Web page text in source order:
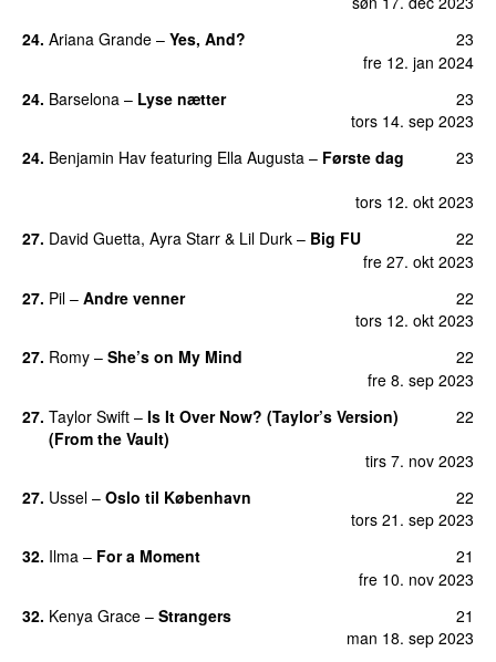
24. Ariana Grande – Yes, And?
fre 12. jan 2024
23
24. Barselona – Lyse nætter
tors 14. sep 2023
23
24. Benjamin Hav featuring Ella Augusta – Første dag
tors 12. okt 2023
23
27. David Guetta, Ayra Starr & Lil Durk – Big FU
fre 27. okt 2023
22
27. Pil – Andre venner
tors 12. okt 2023
22
27. Romy – She’s on My Mind
fre 8. sep 2023
22
27. Taylor Swift – Is It Over Now? (Taylor’s Version)
(From the Vault)
tirs 7. nov 2023
22
27. Ussel – Oslo til København
tors 21. sep 2023
22
32. Ilma – For a Moment
fre 10. nov 2023
21
32. Kenya Grace – Strangers
man 18. sep 2023
21